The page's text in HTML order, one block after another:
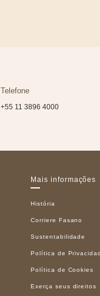
Telefone
+55 11 3896 4000
Mais informações
História
Corriere Fasano
Sustentabilidade
Política de
Política de Cookies
Exerça seus direitos